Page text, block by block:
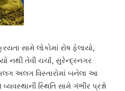
સામે લોકોમાં રોષ ફેલાયો,
નથી તેવી ચર્ચા, સુરેન્દ્રનગર
અલગ વિસ્તારોમાં બનેલા આ
સ્થિતિ સામે ગંભીર પ્રશ્નો